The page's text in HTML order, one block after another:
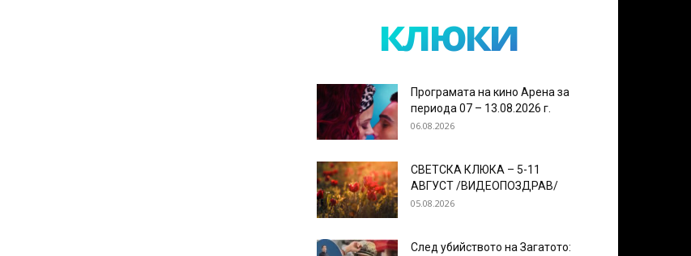
клюки
Програмата на кино Арена за
периода 07 – 13.08.2026 г.
06.08.2026
СВЕТСКА КЛЮКА – 5-11
АВГУСТ /ВИДЕОПОЗДРАВ/
05.08.2026
След убийството на Загатото: